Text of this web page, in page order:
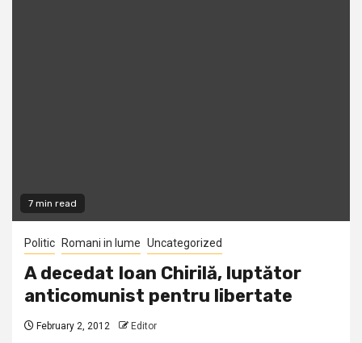
7 min read
Politic Romani in lume Uncategorized
A decedat Ioan Chirilă, luptător
anticomunist pentru libertate
February 2, 2012 Editor